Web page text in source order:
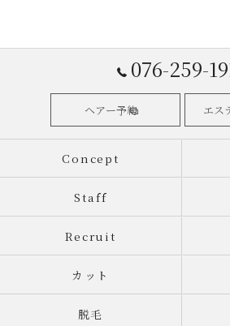
076-259-
ヘアー予約 エス
Concept
Staff
Recruit
カット
脱毛